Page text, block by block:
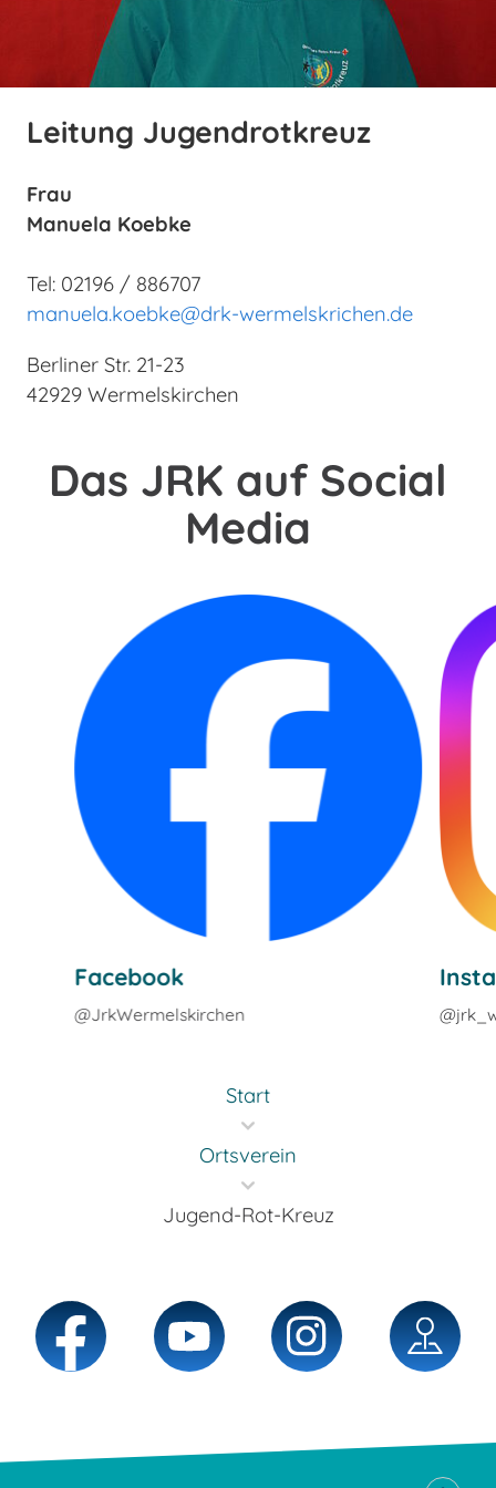
Leitung Jugendrotkreuz
Frau
Manuela Koebke
Tel: 02196 / 886707
manuela.koebke@drk-wermelskrichen.de
Berliner Str. 21-23
42929 Wermelskirchen
Das JRK auf Social
Media
Facebook
@JrkWermelskirchen
Start
Ortsverein
Jugend-Rot-Kreuz